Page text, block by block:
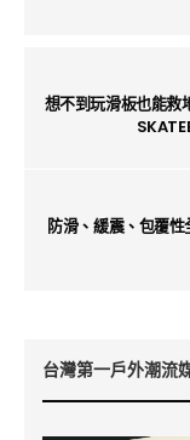
想不到玩滑板也能救
防滑、緩震、包覆性
台灣第一戶外潮流